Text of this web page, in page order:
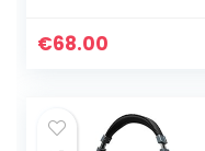
Drehgelenken, 50
€68.00